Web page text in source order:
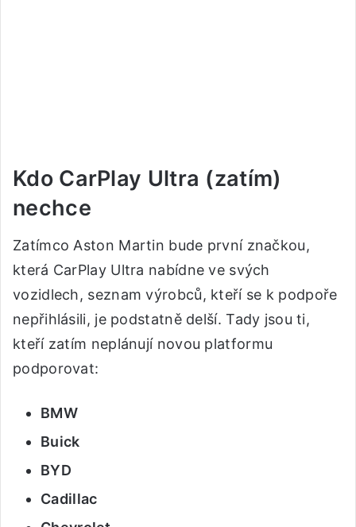
Kdo CarPlay Ultra (zatím)
nechce
Zatímco Aston Martin bude první značkou,
která CarPlay Ultra nabídne ve svých
vozidlech, seznam výrobců, kteří se k podpoře
nepřihlásili, je podstatně delší. Tady jsou ti,
kteří zatím neplánují novou platformu
podporovat:
BMW
Buick
BYD
Cadillac